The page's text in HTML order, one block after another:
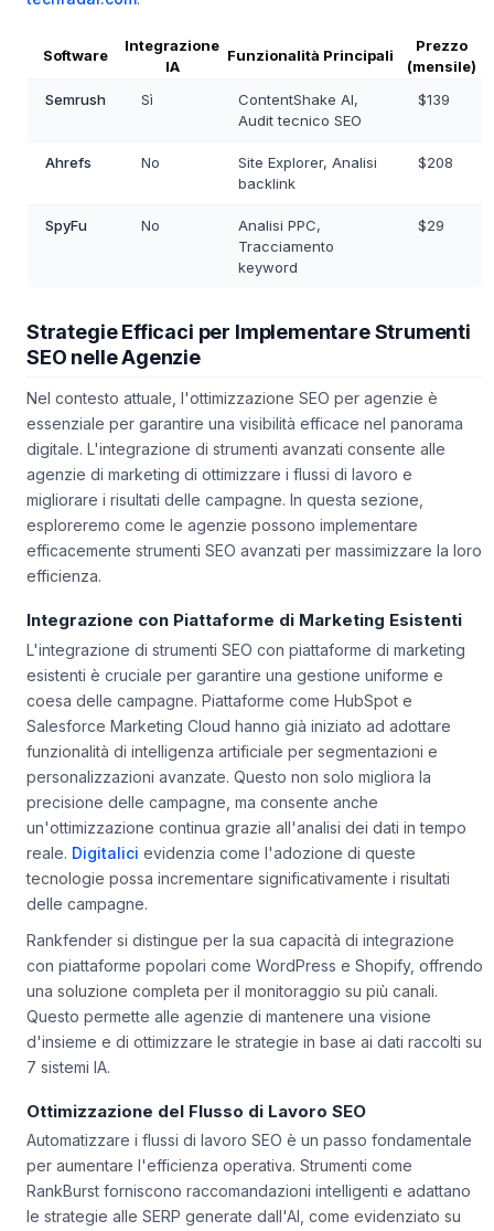
Software
Integrazione
IA
Funzionalità Principali
Prezzo
(mensile)
Semrush
Sì
ContentShake AI,
Audit tecnico SEO
$139
Ahrefs No
Site Explorer, Analisi
backlink
$208
SpyFu No
Analisi PPC,
Tracciamento
keyword
$29
Strategie Efficaci per Implementare Strumenti
SEO nelle Agenzie
Nel contesto attuale, l'ottimizzazione SEO per agenzie è
essenziale per garantire una visibilità efficace nel panorama
digitale. L'integrazione di strumenti avanzati consente alle
agenzie di marketing di ottimizzare i flussi di lavoro e
migliorare i risultati delle campagne. In questa sezione,
esploreremo come le agenzie possono implementare
efficacemente strumenti SEO avanzati per massimizzare la loro
efficienza.
Integrazione con Piattaforme di Marketing Esistenti
L'integrazione di strumenti SEO con piattaforme di marketing
esistenti è cruciale per garantire una gestione uniforme e
coesa delle campagne. Piattaforme come HubSpot e
Salesforce Marketing Cloud hanno già iniziato ad adottare
funzionalità di intelligenza artificiale per segmentazioni e
personalizzazioni avanzate. Questo non solo migliora la
precisione delle campagne, ma consente anche
un'ottimizzazione continua grazie all'analisi dei dati in tempo
reale. Digitalici evidenzia come l'adozione di queste
tecnologie possa incrementare significativamente i risultati
delle campagne.
Rankfender si distingue per la sua capacità di integrazione
con piattaforme popolari come WordPress e Shopify, offrendo
una soluzione completa per il monitoraggio su più canali.
Questo permette alle agenzie di mantenere una visione
d'insieme e di ottimizzare le strategie in base ai dati raccolti su
7 sistemi IA.
Ottimizzazione del Flusso di Lavoro SEO
Automatizzare i flussi di lavoro SEO è un passo fondamentale
per aumentare l'efficienza operativa. Strumenti come
RankBurst forniscono raccomandazioni intelligenti e adattano
le strategie alle SERP generate dall'AI, come evidenziato su